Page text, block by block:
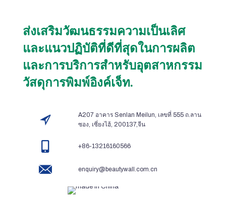
ส่งเสริมวัฒนธรรมความเป็นเลิศ
และแนวปฏิบัติที่ดีที่สุดในการผลิต
และการบริการสำหรับอุตสาหกรรม
วัสดุการพิมพ์อิงค์เจ็ท.
A207 อาคาร Senlan Meilun, เลขที่ 555 ถ.ลาน
ซอง, เซี่ยงไฮ้, 200137,จีน
+86-13216160566
enquiry@beautywall.com.cn